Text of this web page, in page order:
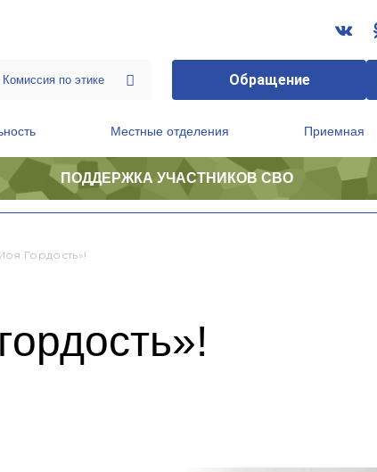
Обращение
Местные отделения Приемная
ПОДДЕРЖКА УЧАСТНИКОВ СВО
Гордость»!